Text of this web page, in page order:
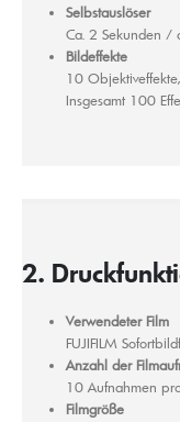
Selbstauslöser
Ca. 2 Sekunden /
Bildeffekte
10
Insgesamt 100
2.
Verwendeter Film
FUJIFILM
Anzahl der
10 Aufnahmen
Filmgröße